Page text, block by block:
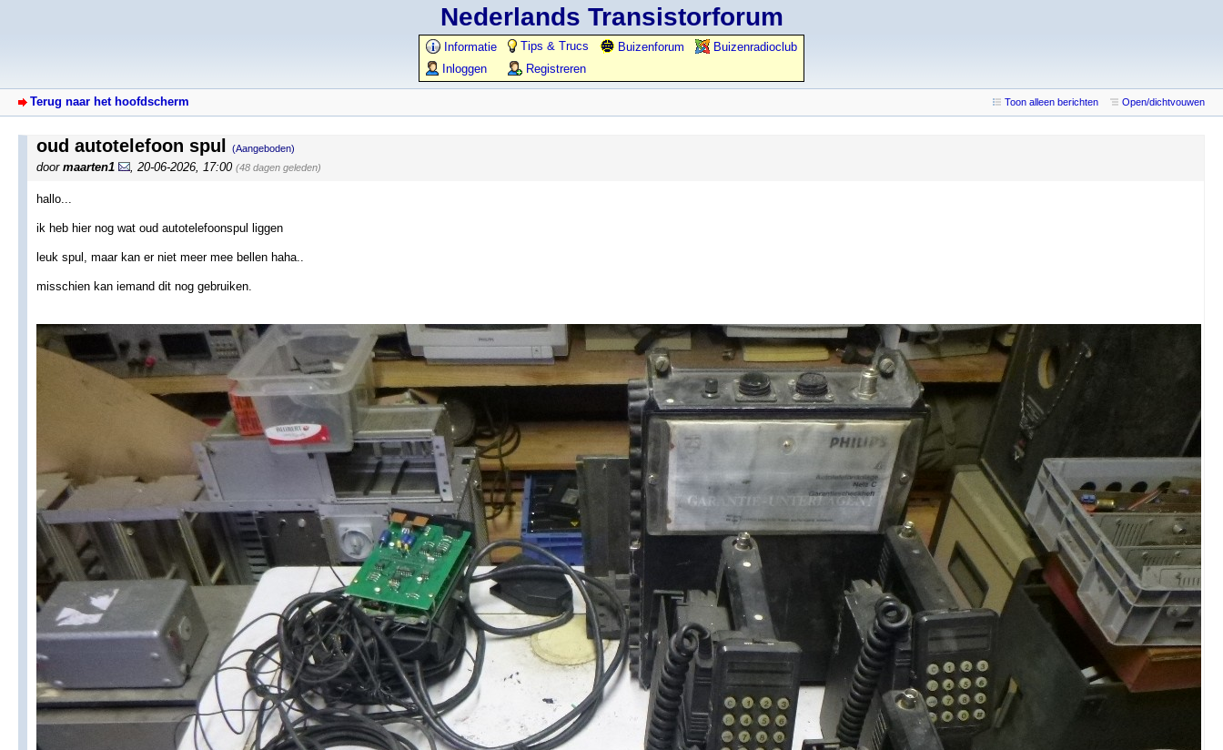
Nederlands Transistorforum
Informatie Tips & Trucs Buizenforum
Buizenradioclub
Inloggen
Registreren
Terug naar het hoofdscherm Toon alleen berichten Open/dichtvouwen
oud autotelefoon spul (Aangeboden)
door maarten1 20-06-2026, 17:00 (48 dagen geleden)
hallo...
ik heb hier nog wat oud autotelefoonspul liggen
leuk spul, maar kan er niet meer mee bellen haha..
misschien kan iemand dit nog gebruiken.